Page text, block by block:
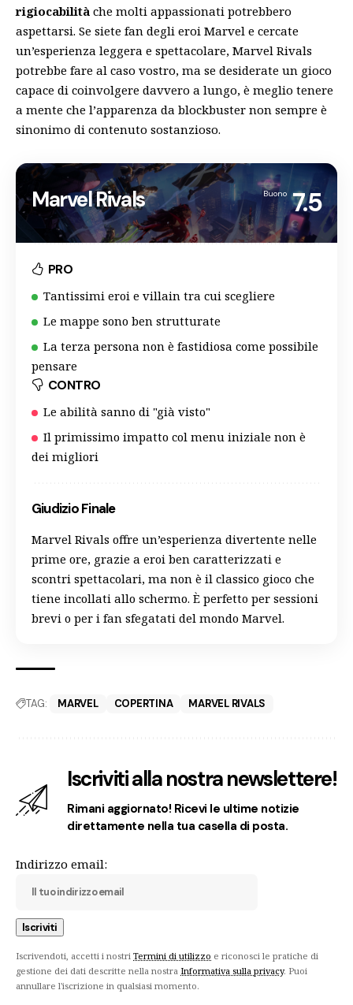
rigiocabilità che molti appassionati potrebbero
aspettarsi. Se siete fan degli eroi Marvel e cercate
un’esperienza leggera e spettacolare, Marvel Rivals
potrebbe fare al caso vostro, ma se desiderate un gioco
capace di coinvolgere davvero a lungo, è meglio tenere
a mente che l’apparenza da blockbuster non sempre è
sinonimo di contenuto sostanzioso.
Marvel Rivals Buono 7.5
PRO
Tantissimi eroi e villain tra cui scegliere
Le mappe sono ben strutturate
La terza persona non è fastidiosa come possibile
pensare
CONTRO
Le abilità sanno di "già visto"
Il primissimo impatto col menu iniziale non è
dei migliori
Giudizio Finale
Marvel Rivals offre un’esperienza divertente nelle
prime ore, grazie a eroi ben caratterizzati e
scontri spettacolari, ma non è il classico gioco che
tiene incollati allo schermo. È perfetto per sessioni
brevi o per i fan sfegatati del mondo Marvel.
TAG: MARVEL COPERTINA MARVEL RIVALS
Iscriviti alla nostra newslettere!
Rimani aggiornato! Ricevi le ultime notizie
direttamente nella tua casella di posta.
Indirizzo email:
Iscrivendoti, accetti i nostri Termini di utilizzo e riconosci le pratiche di
gestione dei dati descritte nella nostra Informativa sulla privacy. Puoi
annullare l'iscrizione in qualsiasi momento.